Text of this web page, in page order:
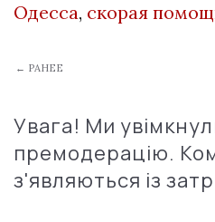
Одесса, скорая
← РАНЕЕ
Увага! Ми
премодерацію.
з'являються із